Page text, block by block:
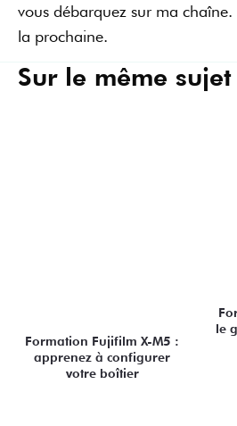
vous débarquez sur ma
la prochaine.
Sur le même sujet
Formation Fujifilm X-M5 :
apprenez à configurer
votre boîtier
le